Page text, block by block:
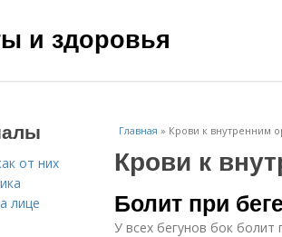
и здоровья
Главная » Крови к внутренним
Крови к
Болит при
У всех бегунов бок
от них
лице